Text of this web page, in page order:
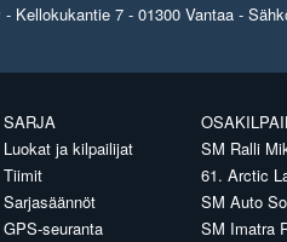
Kellokukantie 7 - 01300 Vantaa -
SARJA
Luokat ja kilpailijat
Tiimit
Sarjasäännöt
GPS-seuranta
SM Ralli
61. Arctic
SM Auto
SM Imatra